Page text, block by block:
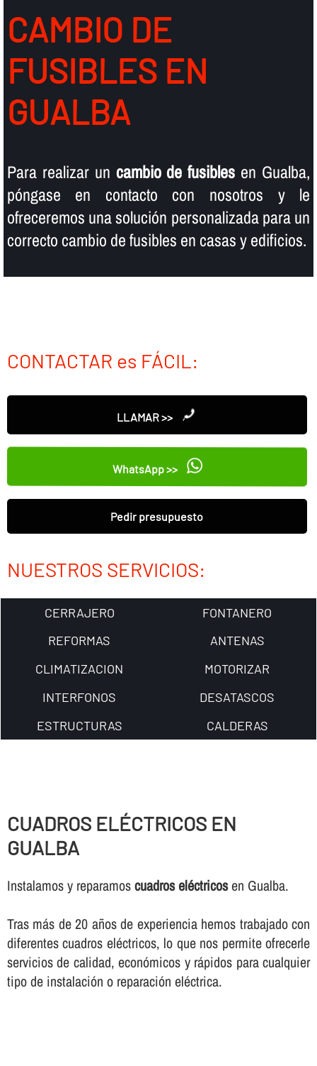
CAMBIO DE
FUSIBLES EN
GUALBA
Para realizar un cambio de fusibles en Gualba,
póngase en contacto con nosotros y le
ofreceremos una solución personalizada para un
correcto cambio de fusibles en casas y edificios.
CONTACTAR es FÁCIL:
LLAMAR >>
WhatsApp >>
Pedir presupuesto
NUESTROS SERVICIOS:
CERRAJERO
FONTANERO
REFORMAS
ANTENAS
CLIMATIZACION
MOTORIZAR
INTERFONOS
DESATASCOS
ESTRUCTURAS
CALDERAS
CUADROS ELÉCTRICOS EN
GUALBA
Instalamos y reparamoscuadros eléctricosen Gualba.
Tras más de 20 años de experiencia hemos trabajado con
diferentes cuadros eléctricos, lo que nos permite ofrecerle
servicios de calidad, económicos y rápidos para cualquier
tipo de instalación o reparación eléctrica.